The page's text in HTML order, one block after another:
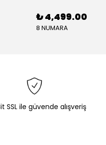
₺ 4,499.00
8 NUMARA
SSL ile güvende alışveriş